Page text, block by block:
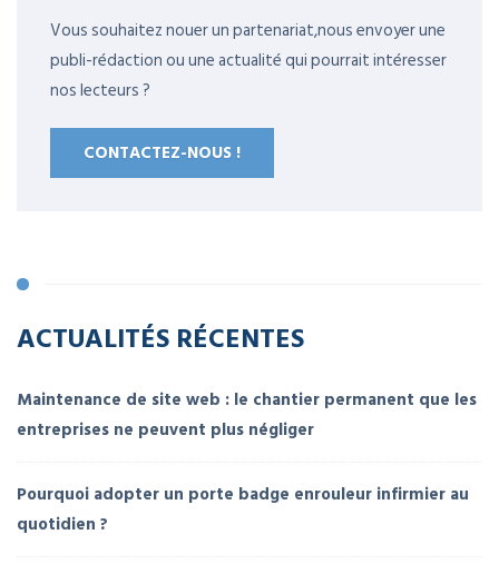
Vous souhaitez nouer un partenariat,nous envoyer une
publi-rédaction ou une actualité qui pourrait intéresser
nos lecteurs ?
CONTACTEZ-NOUS !
ACTUALITÉS RÉCENTES
Maintenance de site web : le chantier permanent que les
entreprises ne peuvent plus négliger
Pourquoi adopter un porte badge enrouleur infirmier au
quotidien ?